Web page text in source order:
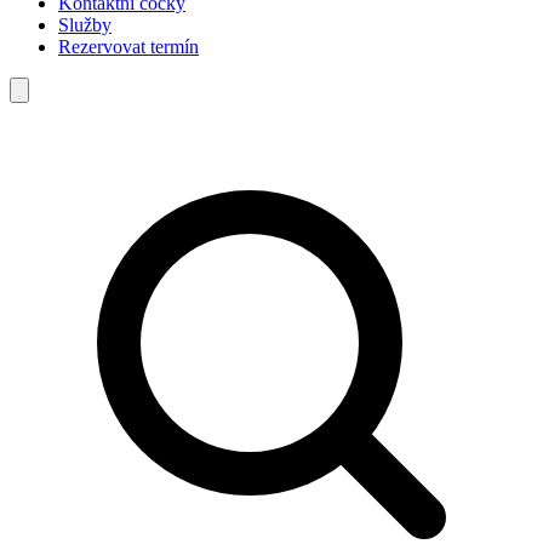
Služby
Rezervovat termín